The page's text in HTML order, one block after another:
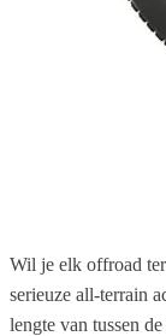
Wil je elk offroad
serieuze all-terrain
lengte van tussen